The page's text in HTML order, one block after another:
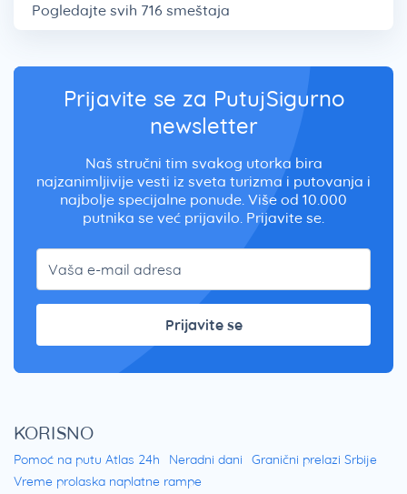
Pogledajte svih 716 smeštaja
Prijavite se za PutujSigurno
newsletter
Naš stručni tim svakog utorka bira
najzanimljivije vesti iz sveta turizma i putovanja i
najbolje specijalne ponude. Više od 10.000
putnika se već prijavilo. Prijavite se.
Prijavite se
KORISNO
Pomoć na putu Atlas 24h Neradni dani
Granični prelazi Srbije
Vreme prolaska naplatne rampe